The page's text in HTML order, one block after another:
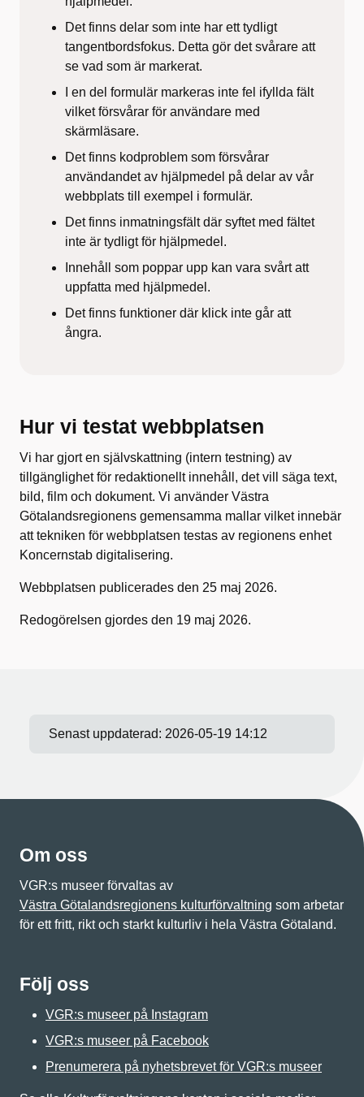
Det finns delar som inte har ett tydligt
tangentbordsfokus. Detta gör det svårare att
se vad som är markerat.
I en del formulär markeras inte fel ifyllda fält
vilket försvårar för användare med
skärmläsare.
Det finns kodproblem som försvårar
användandet av hjälpmedel på delar av vår
webbplats till exempel i formulär.
Det finns inmatningsfält där syftet med fältet
inte är tydligt för hjälpmedel.
Innehåll som poppar upp kan vara svårt att
uppfatta med hjälpmedel.
Det finns funktioner där klick inte går att
ångra.
Hur vi testat webbplatsen
Vi har gjort en självskattning (intern testning) av
tillgänglighet för redaktionellt innehåll, det vill säga text,
bild, film och dokument. Vi använder Västra
Götalandsregionens gemensamma mallar vilket innebär
att tekniken för webbplatsen testas av regionens enhet
Koncernstab digitalisering.
Webbplatsen publicerades den 25 maj 2026.
Redogörelsen gjordes den 19 maj 2026.
Senast uppdaterad: 2026-05-19 14:12
Om oss
VGR:s museer förvaltas av
Västra Götalandsregionens kulturförvaltning som arbetar
för ett fritt, rikt och starkt kulturliv i hela Västra Götaland.
Följ oss
VGR:s museer på Instagram
VGR:s museer på Facebook
Prenumerera på nyhetsbrevet för VGR:s museer